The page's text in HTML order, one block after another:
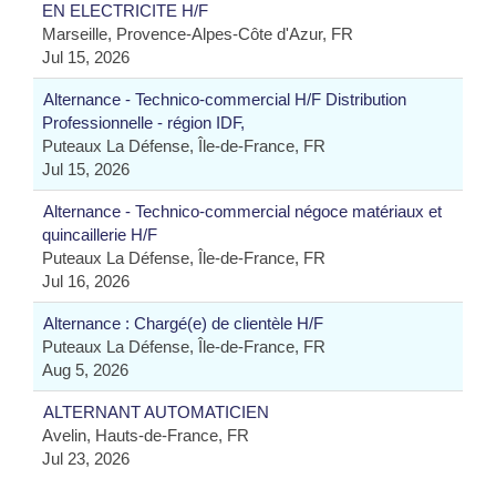
EN ELECTRICITE H/F
Marseille, Provence-Alpes-Côte d'Azur, FR
Jul 15, 2026
Alternance - Technico-commercial H/F Distribution
Professionnelle - région IDF,
Puteaux La Défense, Île-de-France, FR
Jul 15, 2026
Alternance - Technico-commercial négoce matériaux et
quincaillerie H/F
Puteaux La Défense, Île-de-France, FR
Jul 16, 2026
Alternance : Chargé(e) de clientèle H/F
Puteaux La Défense, Île-de-France, FR
Aug 5, 2026
ALTERNANT AUTOMATICIEN
Avelin, Hauts-de-France, FR
Jul 23, 2026